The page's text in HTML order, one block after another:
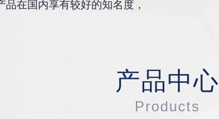
在国内享有较好的知名度，
产品中心
Products